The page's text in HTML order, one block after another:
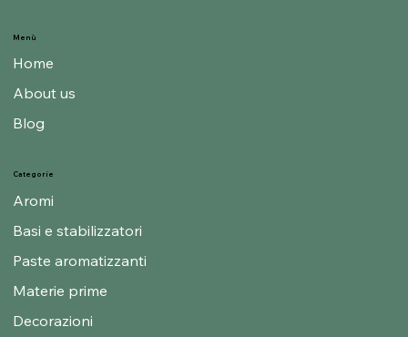
Categorie
Aromi
Basi e stabilizzatori
Paste aromatizzanti
Materie prime
Decorazioni
Menù
Home
About us
Blog